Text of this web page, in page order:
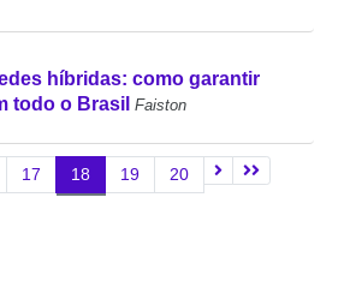
híbridas: como garantir
todo o Brasil Faiston
17 18 19 20